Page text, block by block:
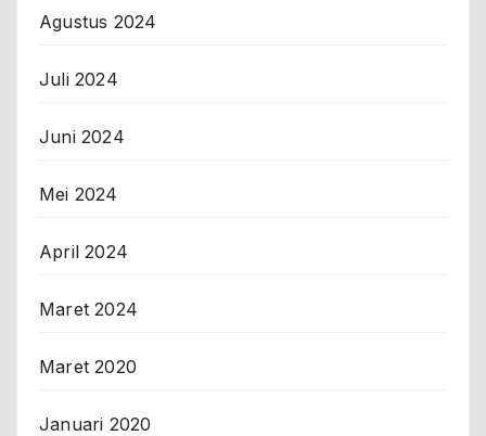
Agustus 2024
Juli 2024
Juni 2024
Mei 2024
April 2024
Maret 2024
Maret 2020
Januari 2020